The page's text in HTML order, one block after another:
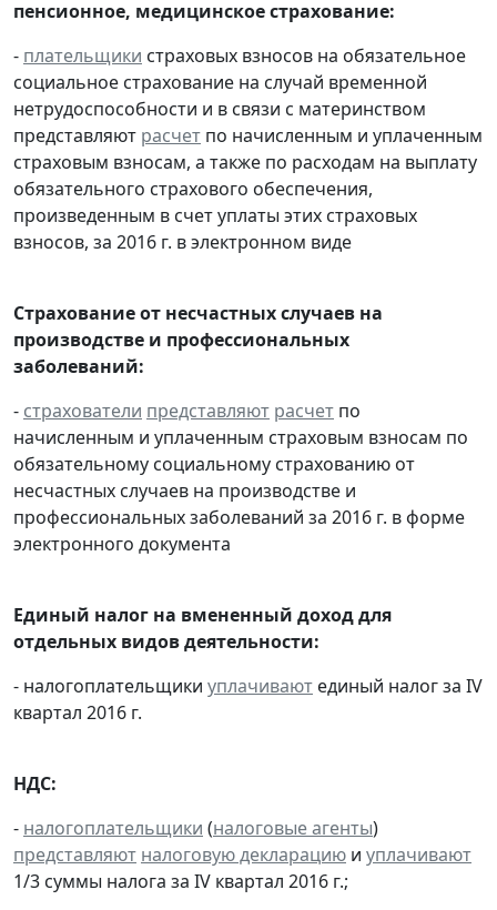
пенсионное, медицинское страхование:
- плательщики страховых взносов на обязательное
социальное страхование на случай временной
нетрудоспособности и в связи с материнством
представляют расчет по начисленным и уплаченным
страховым взносам, а также по расходам на выплату
обязательного страхового обеспечения,
произведенным в счет уплаты этих страховых
взносов, за 2016 г. в электронном виде
Страхование от несчастных случаев на
производстве и профессиональных
заболеваний:
- страхователи представляют расчет по
начисленным и уплаченным страховым взносам по
обязательному социальному страхованию от
несчастных случаев на производстве и
профессиональных заболеваний за 2016 г. в форме
электронного документа
Единый налог на вмененный доход для
отдельных видов деятельности:
- налогоплательщики уплачивают единый налог за IV
квартал 2016 г.
НДС:
- налогоплательщики (налоговые агенты)
представляют налоговую декларацию и уплачивают
1/3 суммы налога за IV квартал 2016 г.;